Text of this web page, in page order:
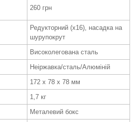
260 грн
Редукторний (х16), насадка на
шурупокрут
Високолегована сталь
Неіржавка/сталь/Алюміній
172 х 78 х 78 мм
1,7 кг
Металевий бокс